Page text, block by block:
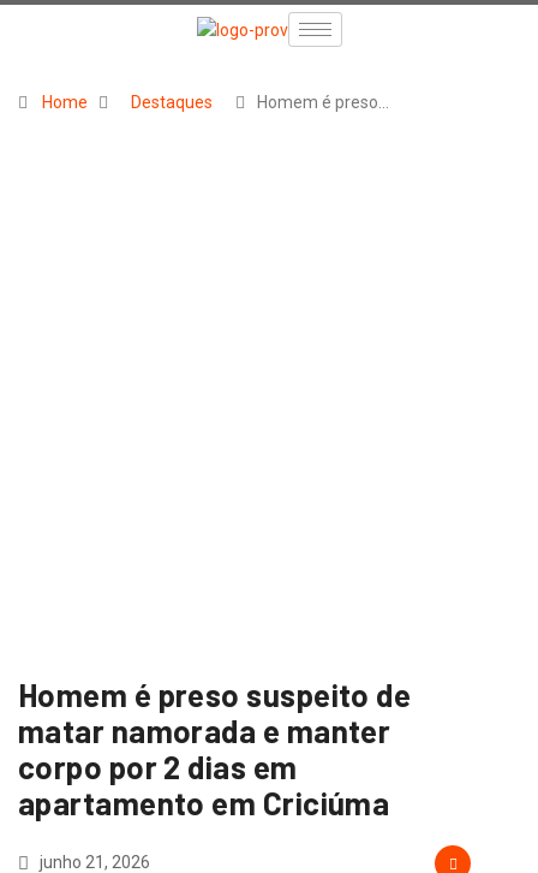
Home Destaques Homem é preso…
Homem é preso suspeito de
matar namorada e manter
corpo por 2 dias em
apartamento em Criciúma
junho 21, 2026